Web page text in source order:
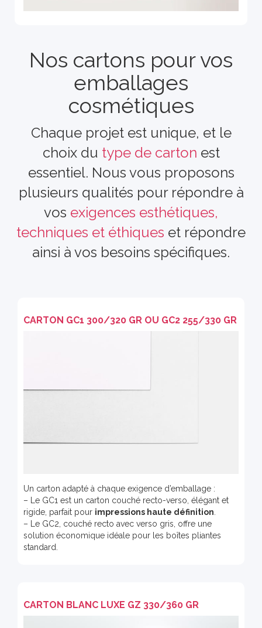
Nos cartons pour vos
emballages
cosmétiques
Chaque projet est unique, et le
choix du type de carton est
essentiel. Nous vous proposons
plusieurs qualités pour répondre à
vos exigences esthétiques,
techniques et éthiques et répondre
ainsi à vos besoins spécifiques.
CARTON GC1 300/320 GR OU GC2 255/330 GR
Un carton adapté à chaque exigence d’emballage :
– Le GC1 est un carton couché recto-verso, élégant et
rigide, parfait pour impressions haute définition.
– Le GC2, couché recto avec verso gris, offre une
solution économique idéale pour les boîtes pliantes
standard.
CARTON BLANC LUXE GZ 330/360 GR